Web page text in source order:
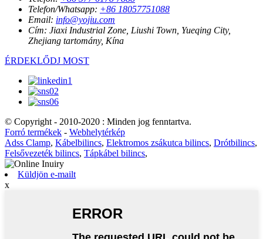
Telefon/Whatsapp: +86 18057751088
Email: info@yojiu.com
Cím: Jiaxi Industrial Zone, Liushi Town, Yueqing City,
Zhejiang tartomány, Kína
ÉRDEKLŐDJ MOST
© Copyright - 2010-2020 : Minden jog fenntartva.
Forró termékek - Webhelytérkép
Adss Clamp, Kábelbilincs, Elektromos zsákutca bilincs, Drótbilincs,
Felsővezeték bilincs, Tápkábel bilincs,
Küldjön e-mailt
x